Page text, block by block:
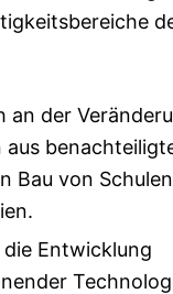
an der
Bau von
Entwicklung